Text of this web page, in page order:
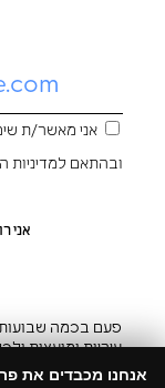
אני מאשר/ת
ובהתאם למדיניות
פעם בכמה שבועות
עיריות ומועצות
אנחנו מכבדים את